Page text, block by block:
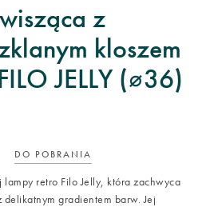
z
kloszem
JELLY (⌀36)
DO POBRANIA
retro Filo Jelly, która zachwyca
gradientem barw. Jej